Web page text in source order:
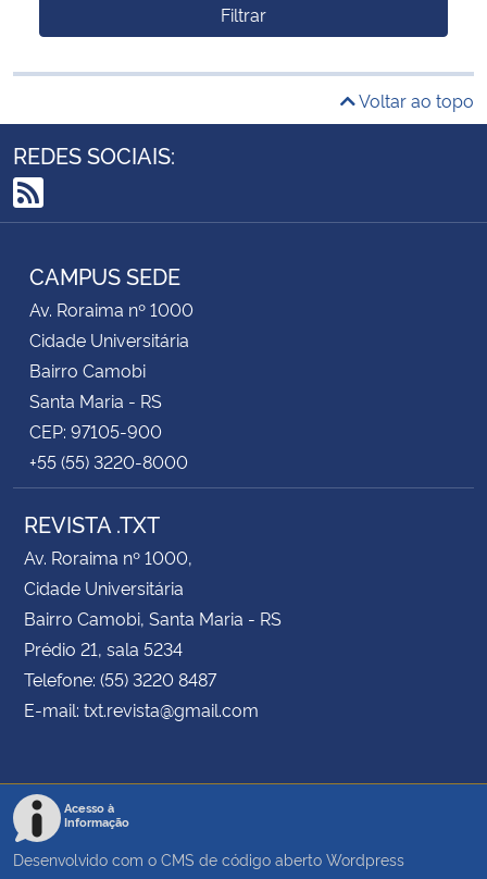
Filtrar
Voltar ao topo
REDES SOCIAIS:
RSS
CAMPUS SEDE
Av. Roraima nº 1000
Cidade Universitária
Bairro Camobi
Santa Maria - RS
CEP: 97105-900
+55 (55) 3220-8000
REVISTA .TXT
Av. Roraima nº 1000,
Cidade Universitária
Bairro Camobi, Santa Maria - RS
Prédio 21, sala 5234
Telefone: (55) 3220 8487
E-mail: txt.revista@gmail.com
Acesso à
Informação
Desenvolvido com o CMS de código aberto Wordpress